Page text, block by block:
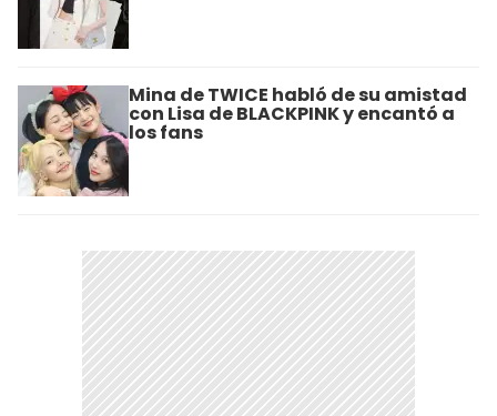
Mina de TWICE habló de su amistad
con Lisa de BLACKPINK y encantó a
los fans